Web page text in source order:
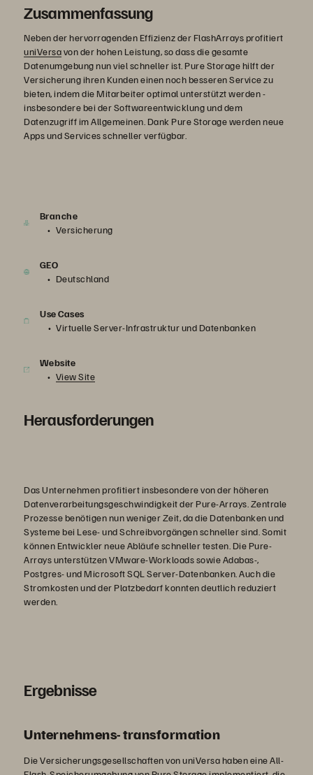
Zusammenfassung
Neben der hervorragenden Effizienz der FlashArrays profitiert
uniVersavon der hohen Leistung, so dass die gesamte
Datenumgebung nun viel schneller ist. Pure Storage hilft der
Versicherung ihren Kunden einen noch besseren Service zu
bieten, indem die Mitarbeiter optimal unterstützt werden -
insbesondere bei der Softwareentwicklung und dem
Datenzugriff im Allgemeinen. Dank Pure Storage werden neue
Apps und Services schneller verfügbar.
Branche
Versicherung
GEO
Deutschland
Use Cases
Virtuelle Server-Infrastruktur und Datenbanken
Website
View Site
Herausforderungen
Das Unternehmen profitiert insbesondere von der höheren
Datenverarbeitungsgeschwindigkeit der Pure-Arrays. Zentrale
Prozesse benötigen nun weniger Zeit, da die Datenbanken und
Systeme bei Lese- und Schreibvorgängen schneller sind. Somit
können Entwickler neue Abläufe schneller testen. Die Pure-
Arrays unterstützen VMware-Workloads sowie Adabas-,
Postgres- und Microsoft SQL Server-Datenbanken. Auch die
Stromkosten und der Platzbedarf konnten deutlich reduziert
werden.
Ergebnisse
Unternehmens- transformation
Die Versicherungsgesellschaften von uniVersa haben eine All-